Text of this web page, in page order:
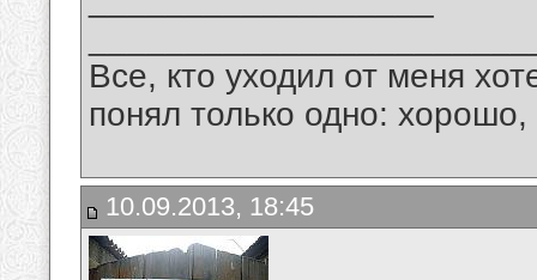
Все, кто уходил от меня
понял только одно:
10.09.2013, 18:45